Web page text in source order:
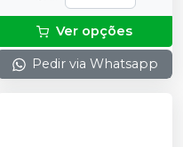
Ver opções
Pedir via Whatsapp